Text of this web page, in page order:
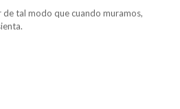
tal modo que cuando muramos,